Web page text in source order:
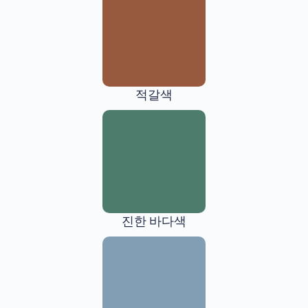
적갈색
진한 바다색